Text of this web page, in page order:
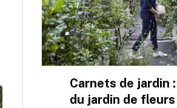
Carnets de jardin
du jardin de